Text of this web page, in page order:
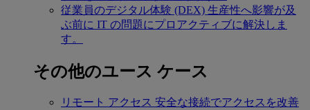
従業員のデジタル体験 (DEX) 生産性へ影響が及
ぶ前に IT の問題にプロアクティブに解決しま
す。
その他のユース ケース
リモート アクセス 安全な接続でアクセスを改善